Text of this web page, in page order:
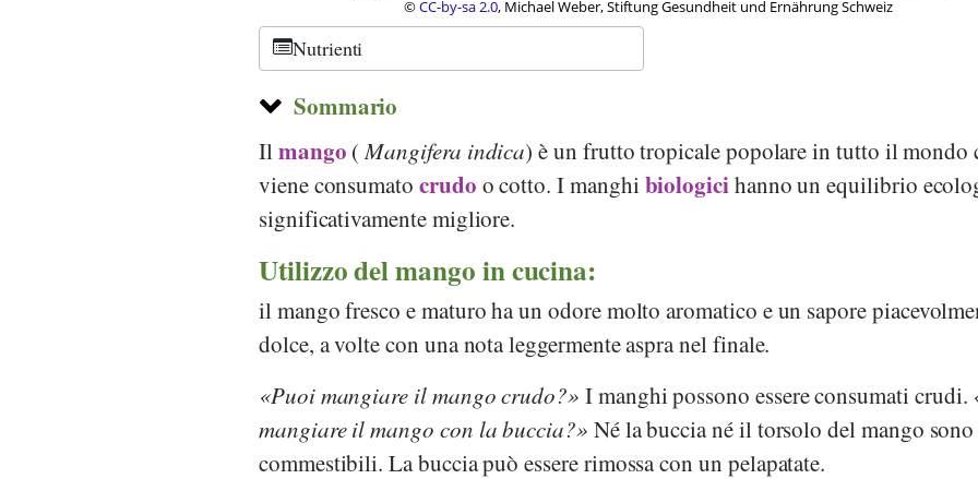
CC-by-sa 2.0, Michael Weber, Stiftung Gesundheit und Ernährung Schweiz
Nutrienti
Sommario
Ilmango (Mangifera indica) è un frutto tropicale popolare in tutto il mondo
viene consumato crudo o cotto. I manghi biologicihanno un equilibrio
significativamente migliore.
Utilizzo del mango in cucina:
il mango fresco e maturo ha un odore molto aromatico e un sapore
dolce, a volte con una nota leggermente aspra nel finale.
Puoi mangiare il mango crudo? I manghi possono essere consumati crudi.
mangiare il mango con la buccia?
Né la buccia né il torsolo del mango sono
commestibili. La buccia può essere rimossa con un pelapatate.